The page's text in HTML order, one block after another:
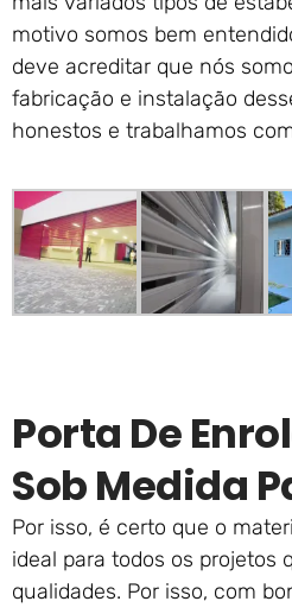
motivo somos bem
deve acreditar que nós
fabricação e instalação
honestos e trabalhamos
Porta De
Sob Medida
Por isso, é certo que o
ideal para todos os projetos
qualidades. Por isso, com